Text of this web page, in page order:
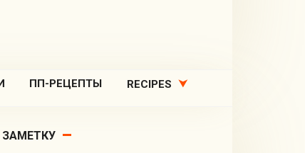
ПП-РЕЦЕПТЫ RECIPES
ЗАМЕТКУ